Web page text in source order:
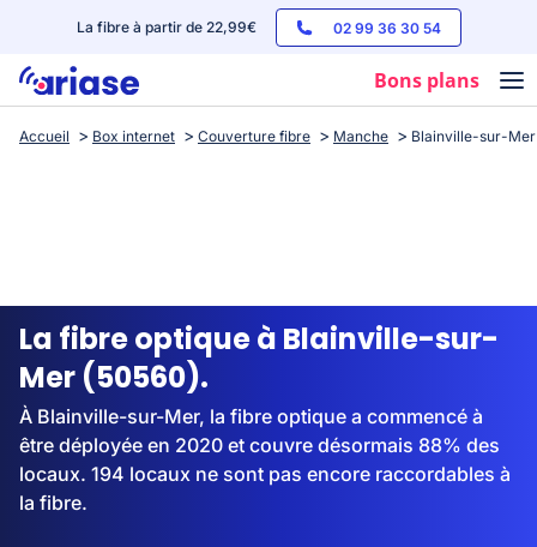
La fibre à partir de 22,99€ 02 99 36 30 54
Bons plans
Box internet
Streaming
Accueil Box internet Couverture fibre Manche Blainville-sur-Mer
La fibre optique à Blainville-sur-
Mer (50560).
À Blainville-sur-Mer, la fibre optique a commencé à
être déployée en 2020 et couvre désormais 88% des
locaux. 194 locaux ne sont pas encore raccordables à
la fibre.